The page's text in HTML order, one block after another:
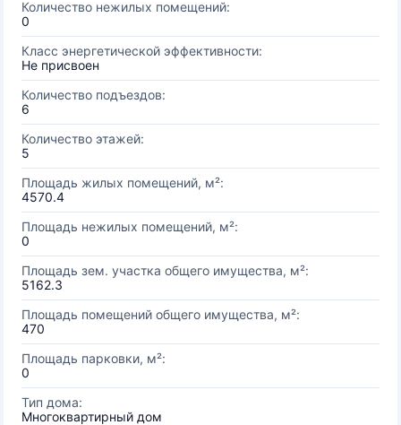
Количество нежилых помещений:
0
Класс энергетической эффективности:
Не присвоен
Количество подъездов:
6
Количество этажей:
5
Площадь жилых помещений, м²:
4570.4
Площадь нежилых помещений, м²:
0
Площадь зем. участка общего имущества, м²:
5162.3
Площадь помещений общего имущества, м²:
470
Площадь парковки, м²:
0
Тип дома:
Многоквартирный дом